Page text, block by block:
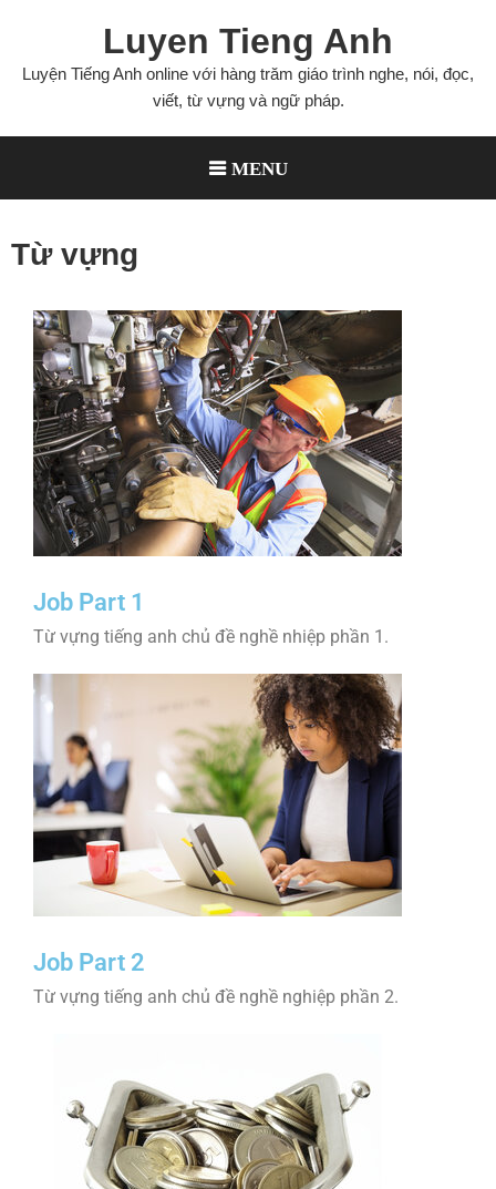
Luyen Tieng Anh
Luyện Tiếng Anh online với hàng trăm giáo trình nghe, nói, đọc,
viết, từ vựng và ngữ pháp.
MENU
Từ vựng
Job Part 1
Từ vựng tiếng anh chủ đề nghề nhiệp phần 1.
Job Part 2
Từ vựng tiếng anh chủ đề nghề nghiệp phần 2.